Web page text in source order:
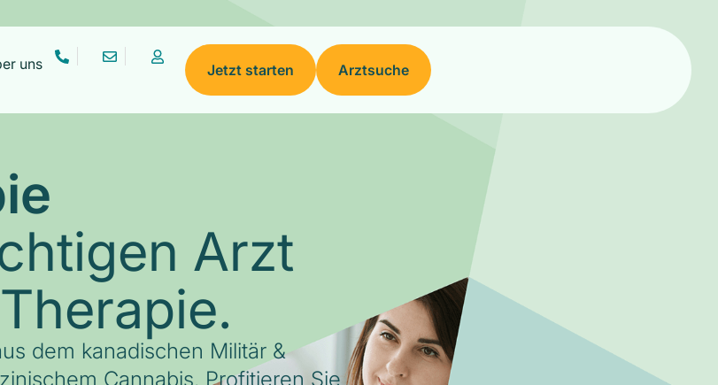
uns Jetzt starten Arztsuche
Arzt
dem kanadischen Militär &
Cannabis. Profitieren Sie